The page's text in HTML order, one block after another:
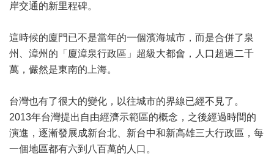
岸交通的新里程碑。
這時候的廈門已不是當年的一個濱海城市，而是合併了泉
州、漳州的「廈漳泉行政區」超級大都會，人口超過二千
萬，儼然是東南的上海。
台灣也有了很大的變化，以往城市的界線已經不見了。
2013年台灣提出自由經濟示範區的概念，之後經過時間的
演進，逐漸發展成新台北、新台中和新高雄三大行政區，每
一個地區都有六到八百萬的人口。